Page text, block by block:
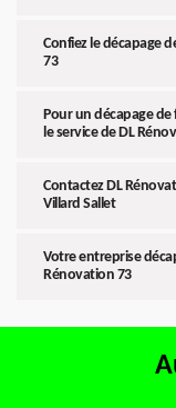
Confiez le décapage
73
Pour un décapage
le service de DL
Contactez DL
Villard Sallet
Votre entreprise
Rénovation 73